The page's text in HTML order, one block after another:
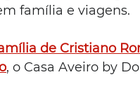
família e viagens.
de Cristiano
, o Casa Aveiro by